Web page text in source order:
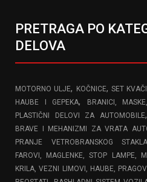
PRETRAGA PO
DELOVA
MOTORNO ULJE, KOČNICE, SET
HAUBE I GEPEKA,
BRANICI,
PLASTIČNI DELOVI ZA AUTOMOBILE,
BRAVE I MEHANIZMI ZA VRATA
PRANJE VETROBRANSKOG STAKLA
FAROVI, MAGLENKE, STOP LAMPE,
KRILA, VEZNI LIMOVI, HAUBE,